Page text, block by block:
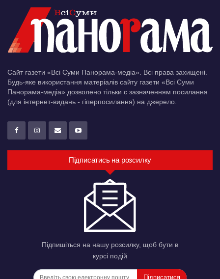
Сайт газети «Всі Суми Панорама-медіа». Всі права захищені.
Будь-яке використання матеріалів сайту газети «Всі Суми
Панорама-медіа» дозволено тільки c зазначенням посилання
(для інтернет-видань - гіперпосилання) на джерело.
Підписатись на розсилку
Підпишіться на нашу розсилку, щоб бути в
курсі подій
Підписатися